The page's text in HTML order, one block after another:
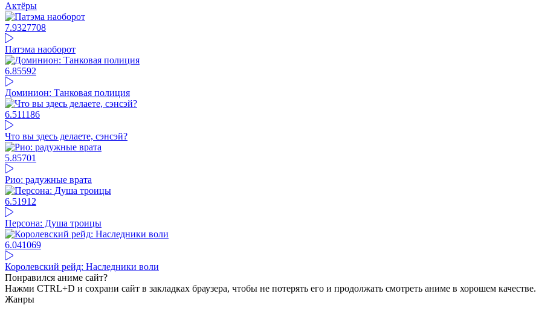
Актёры
7.9327708
Патэма наоборот
6.85592
Доминион: Танковая полиция
6.511186
Что вы здесь делаете, сэнсэй?
5.85701
Рио: радужные врата
6.51912
Персона: Душа троицы
6.041069
Королевский рейд: Наследники воли
Понравился аниме сайт?
Нажми CTRL+D и сохрани сайт в закладках браузера, чтобы не потерять его и продолжать смотреть аниме в хорошем качестве.
Жанры